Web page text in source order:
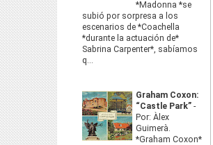
*Madonna *se
subió por sorpresa a los
escenarios de *Coachella
*durante la actuación de*
Sabrina Carpenter*, sabíamos
q...
Graham Coxon:
“Castle Park” -
Por: Àlex
Guimerà.
*Graham Coxon*